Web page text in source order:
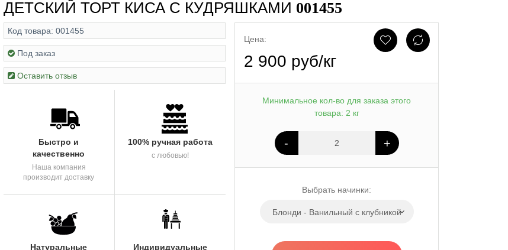
ДЕТСКИЙ ТОРТ КИСА С КУДРЯШКАМИ 001455
Код товара: 001455
Под заказ
Оставить отзыв
Быстро и
качественно
Наша компания
производит доставку
100% ручная работа
с любовью!
Натуральные
Индивидуальные
Цена:
2 900 руб/кг
Минимальное кол-во для заказа этого
товара: 2 кг
- +
Выбрать начинки:
Блонди - Ванильный с клубникой